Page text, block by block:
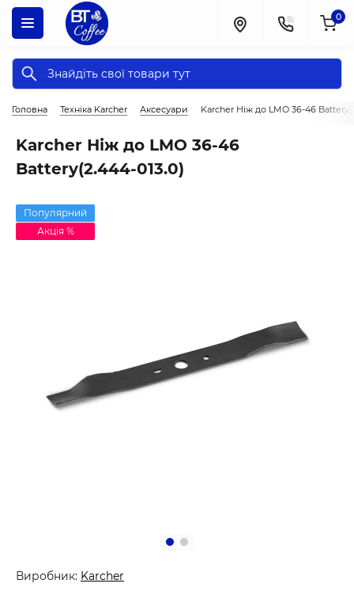
0
Головна Техніка Karcher Аксесуари Karcher Ніж до LMO 36-46
Karcher Ніж до LMO 36-46
Battery(2.444-013.0)
Популярний
Акція %
Виробник: Karcher